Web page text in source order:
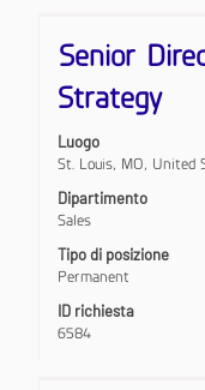
Titolo
Senior
Strategy
Luogo
St. Louis, MO, United
Dipartimento
Sales
Tipo di posizione
Permanent
ID richiesta
6584
Effettuare
una
selezione
con
la
barra
spaziatrice
per
visualizzare
contenuti
integrali
delle
informazioni